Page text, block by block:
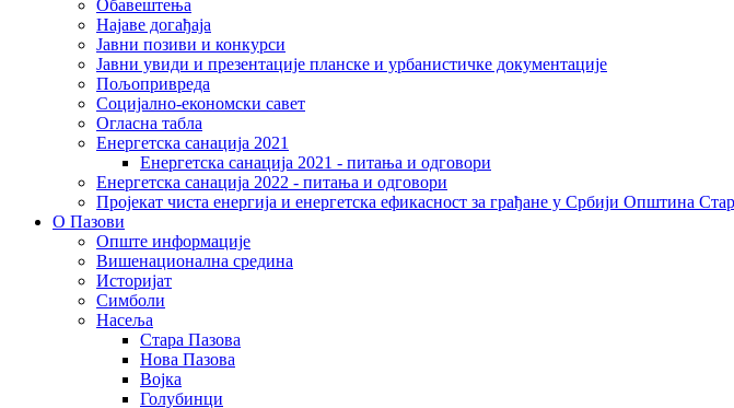
Обавештења
Најаве догађаја
Јавни позиви и конкурси
Јавни увиди и презентације планске и урбанистичке документације
Пољопривреда
Социјално-економски сaвет
Огласна табла
Енергетска санација 2021
Енергетска санација 2021 - питања и одговори
Енергетска санација 2022 - питања и одговори
Пројекат чиста енергија и енергетска ефикасност за грађане у Србији Општина
О Пазови
Опште информације
Вишенационална средина
Историјат
Симболи
Насеља
Стара Пазова
Нова Пазова
Војка
Голубинци